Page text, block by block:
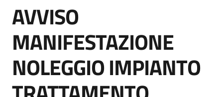
Bandi
e
di
Supporto
Salta al contenuto
AVVISO
MANIFESTAZIONE
NOLEGGIO IMPIANTO